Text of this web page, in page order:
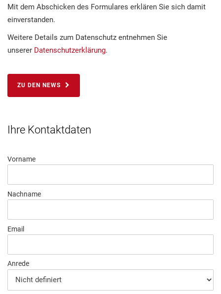
Mit dem Abschicken des Formulares erklären Sie sich damit
einverstanden.
Weitere Details zum Datenschutz entnehmen Sie
unserer Datenschutzerklärung.
ZU DEN NEWS
Ihre Kontaktdaten
Vorname
Nachname
Email
Anrede